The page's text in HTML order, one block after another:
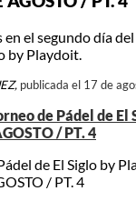
el segundo día
by Playdoit.
publicada el 17 de
de Pádel de
/ PT. 4
de El Siglo by
/ PT. 4